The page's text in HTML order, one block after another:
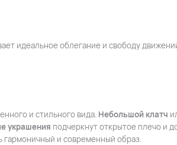
идеальное облегание и свободу
и стильного вида. Небольшой клатч
украшения подчеркнут открытое плечо и
гармоничный и современный образ.